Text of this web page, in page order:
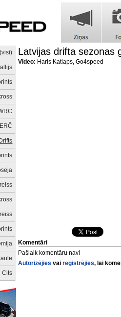
(visi)
ERČ
Drifts
Cits
Latvijas drifta sezonas
Video: Haris Katlaps, Go4speed
Komentāri
Pašlaik komentāru nav!
Autorizējies vaireģistrējies, lai